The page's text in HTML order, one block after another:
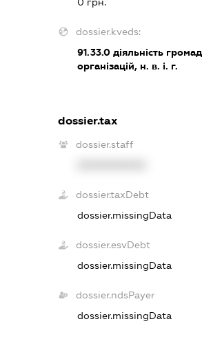
dossier.kveds:
91.33.0 діяльність
організацій, н. в. і. г.
dossier.tax
dossier.staff
dossier.taxDebt
dossier.missingData
dossier.esvDebt
dossier.missingData
dossier.ndsPayer
dossier.missingData